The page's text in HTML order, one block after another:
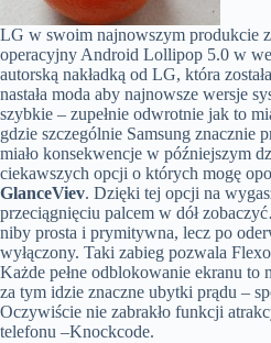
LG w swoim najnowszym produkcie
operacyjny Android Lollipop 5.0 w
autorską nakładką od LG, która
nastała moda aby najnowsze wersje
szybkie – zupełnie odwrotnie jak to
gdzie szczególnie Samsung znacznie
miało konsekwencje w późniejszym
ciekawszych opcji o których mogę
GlanceViev. Dzięki tej opcji na
przeciągnięciu palcem w dół
niby prosta i prymitywna, lecz po
wyłączony. Taki zabieg pozwala
Każde pełne odblokowanie ekranu to
za tym idzie znaczne ubytki prądu –
Oczywiście nie zabrakło funkcji
telefonu –Knockcode.